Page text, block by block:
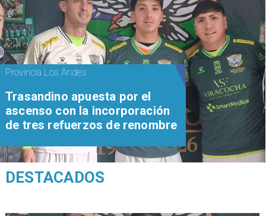
Provincia Los Andes
Trasandino apuesta por el
ascenso con la incorporación
de tres refuerzos de renombre
DESTACADOS